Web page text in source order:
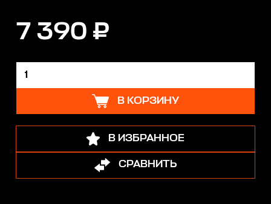
7 390 ₽
В КОРЗИНУ
В ИЗБРАННОЕ
СРАВНИТЬ